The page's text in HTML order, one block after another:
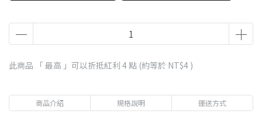
此商品 「 最高 」可以折抵紅利 4點 (約等於 NT$4 )
商品介紹 規格說明 運送方式